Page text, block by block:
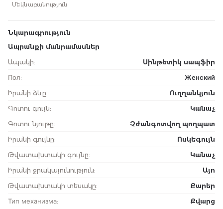
Մեկնաբանություն
Նկարագրություն
Ապրանքի մանրամասներ
Ապակի:
Սինթետիկ սապֆիր
Пол:
Женский
Իրանի ձևը:
Ուղղանկյուն
Գոտու գույն:
Կանաչ
Գոտու նյութը:
Չժանգոտվող պողպատ
Իրանի գույնը:
Ոսկեգույն
Թվատախտակի գույնը:
Կանաչ
Իրանի ջրակայունություն:
Այո
Թվատախտակի տեսակը:
Քարեր
Тип механизма: Քվարց